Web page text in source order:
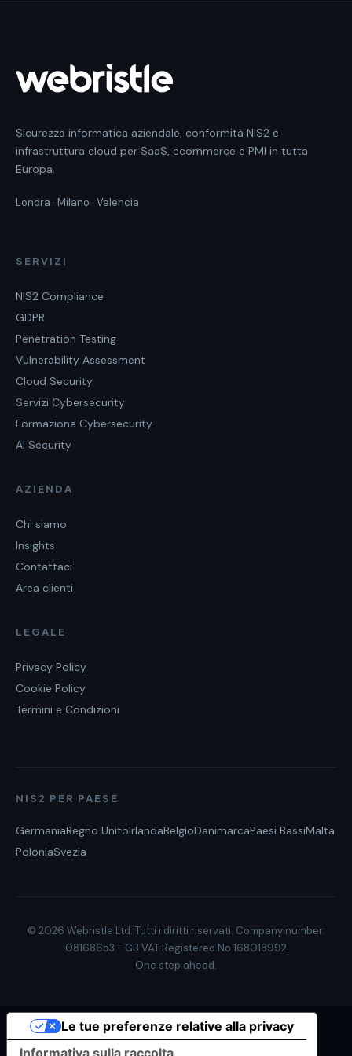
sicurezza mappate sugli articoli della NIS2. Puoi ricevere il
Sicurezza informatica aziendale, conformità NIS2 e
infrastruttura cloud per SaaS, ecommerce e PMI in tutta
Europa.
Londra · Milano · Valencia
SERVIZI
NIS2 Compliance
GDPR
Penetration Testing
Vulnerability Assessment
Cloud Security
Servizi Cybersecurity
Formazione Cybersecurity
AI Security
AZIENDA
Chi siamo
Insights
Contattaci
Area clienti
LEGALE
Privacy Policy
Cookie Policy
Termini e Condizioni
NIS2 PER PAESE
GermaniaRegno UnitoIrlandaBelgioDanimarcaPaesi BassiMalta
PoloniaSvezia
© 2026 Webristle Ltd. Tutti i diritti riservati. Company number:
08168653 - GB VAT Registered No 168018992
One step ahead.
Informativa sulla raccolta
Le tue preferenze relative alla privacy